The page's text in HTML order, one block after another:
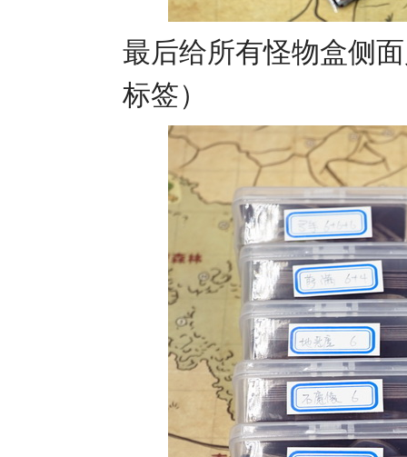
最后给所有怪物盒侧
标签）